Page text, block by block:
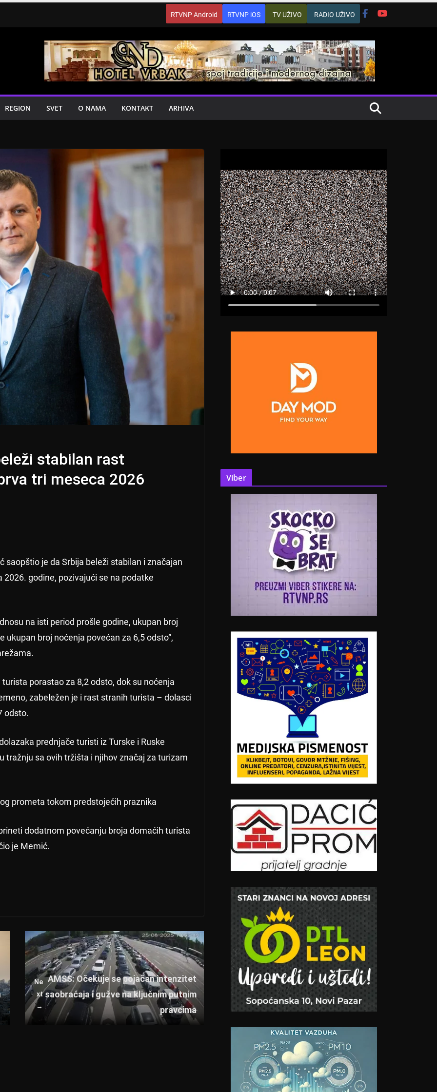
RTVNP Android RTVNP iOS TV UŽIVO RADIO UŽIVO
REGION SVET O NAMA KONTAKT ARHIVA
stabilan rast
tri meseca 2026
je da Srbija beleži stabilan i značajan
godine, pozivajući se na podatke
na isti period prošle godine, ukupan broj
broj noćenja povećan za 6,5 odsto“,
porastao za 8,2 odsto, dok su noćenja
zabeležen je i rast stranih turista – dolasci
odsto.
prednjače turisti iz Turske i Ruske
tražnju sa ovih tržišta i njihov značaj za turizam
prometa tokom predstojećih praznika
dodatnom povećanju broja domaćih turista
je Memić.
Ne
xt
→
AMSS: Očekuje se pojačan intenzitet
saobraćaja i gužve na ključnim putnim
pravcima
Viber